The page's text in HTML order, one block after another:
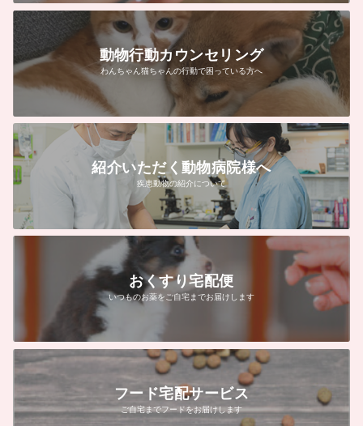
動物行動カウンセリング
わんちゃん猫ちゃんの行動で困っている方へ
紹介いただく動物病院様へ
疾患動物の紹介について
おくすり宅配便
いつものお薬をご自宅までお届けします
フード宅配サービス
ご自宅までフードをお届けします